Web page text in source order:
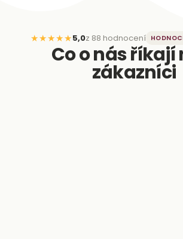
★★★★★5,0z 88 hodnocení
Co o nás říkají
zákazníci